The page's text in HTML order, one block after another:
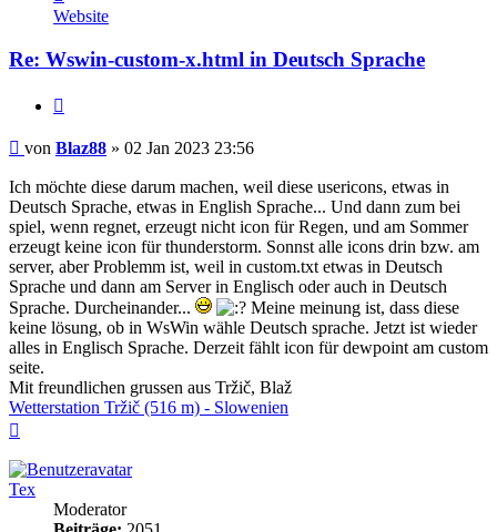
von
Blaz88
Website
Re: Wswin-custom-x.html in Deutsch Sprache
Beitrag
von Blaz88 » 02 Jan 2023 23:56
Ich möchte diese darum machen, weil diese usericons, etwas in
Deutsch Sprache, etwas in English Sprache... Und dann zum bei
spiel, wenn regnet, erzeugt nicht icon für Regen, und am Sommer
erzeugt keine icon für thunderstorm. Sonnst alle icons drin bzw. am
server, aber Problemm ist, weil in custom.txt etwas in Deutsch
Sprache und dann am Server in Englisch oder auch in Deutsch
Sprache. Durcheinander...
Meine meinung ist, dass diese
keine lösung, ob in WsWin wähle Deutsch sprache. Jetzt ist wieder
alles in Englisch Sprache. Derzeit fählt icon für dewpoint am custom
seite.
Mit freundlichen grussen aus Tržič, Blaž
Wetterstation Tržič (516 m) - Slowenien
Tex
Moderator